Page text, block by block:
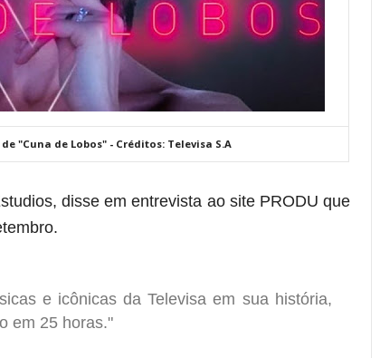
"Cuna de Lobos" - Créditos: Televisa S.A
disse em entrevista ao site PRODU que
e icônicas da Televisa em sua história,
em 25 horas."